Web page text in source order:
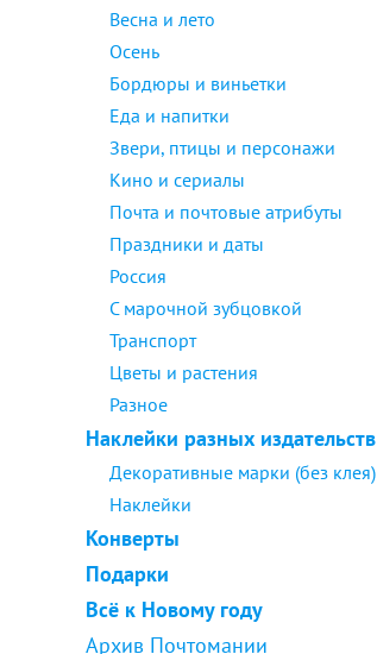
Весна и лето
Осень
Бордюры и виньетки
Еда и напитки
Звери, птицы и персонажи
Кино и сериалы
Почта и почтовые атрибуты
Праздники и даты
Россия
С марочной зубцовкой
Транспорт
Цветы и растения
Разное
Наклейки разных издательств
Декоративные марки (без клея)
Наклейки
Конверты
Подарки
Всё к Новому году
Архив Почтомании